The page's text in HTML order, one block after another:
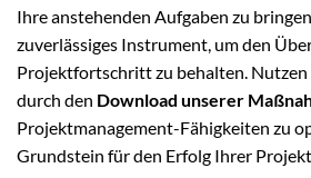
Ihre anstehenden Aufgaben zu
zuverlässiges Instrument, um den
Projektfortschritt zu behalten. Nutzen
durch den Download unserer
Projektmanagement-Fähigkeiten zu
Grundstein für den Erfolg Ihrer